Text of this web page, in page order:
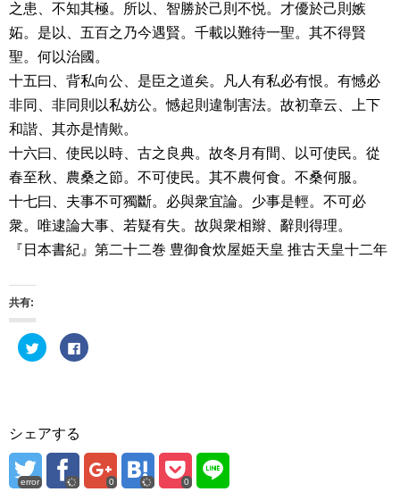
之患、不知其極。所以、智勝於己則不悦。才優於己則嫉
妬。是以、五百之乃今遇賢。千載以難待一聖。其不得賢
聖。何以治國。
十五曰、背私向公、是臣之道矣。凡人有私必有恨。有憾必
非同、非同則以私妨公。憾起則違制害法。故初章云、上下
和諧、其亦是情歟。
十六曰、使民以時、古之良典。故冬月有間、以可使民。從
春至秋、農桑之節。不可使民。其不農何食。不桑何服。
十七曰、夫事不可獨斷。必與衆宜論。少事是輕。不可必
衆。唯逮論大事、若疑有失。故與衆相辮、辭則得理。
『日本書紀』第二十二巻 豊御食炊屋姫天皇 推古天皇十二年
共有:
ク
リ
i
t
t
で
F
a
有
す
る
に
シェアする
error 0 0